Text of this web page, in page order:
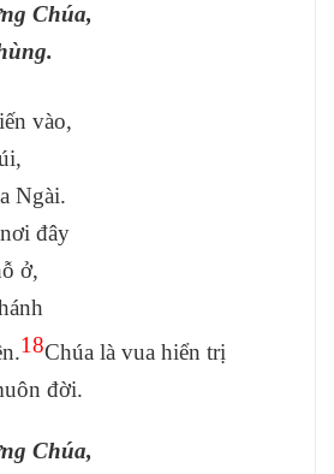
Chúa,
vào,
Ngài.
đây
ở,
18Chúa là vua hiển trị
đời.
Chúa,